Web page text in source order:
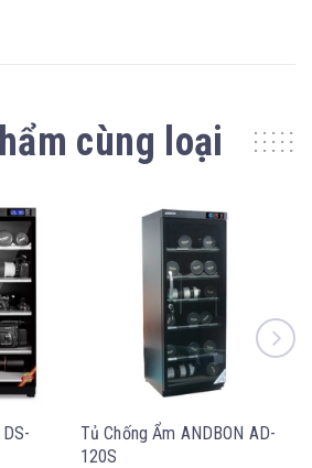
cùng loại
Tủ Chống Ẩm ANDBON AD-
120S